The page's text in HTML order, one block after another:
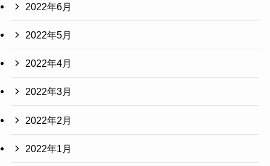
2022年6月
2022年5月
2022年4月
2022年3月
2022年2月
2022年1月